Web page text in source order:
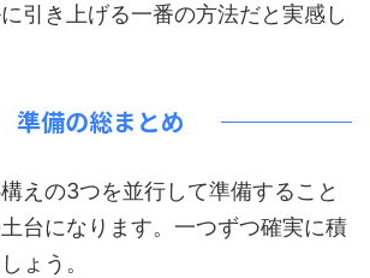
引き上げる一番の方法だと実感し
準備の総まとめ
えの3つを並行して準備すること
台になります。一つずつ確実に積
ょう。